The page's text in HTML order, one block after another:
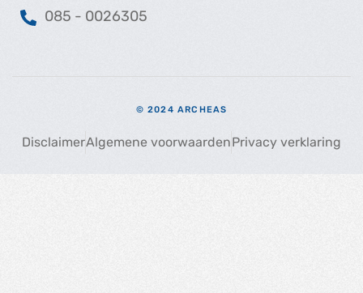
085 - 0026305
© 2024 ARCHEAS
DisclaimerAlgemene voorwaardenPrivacy verklaring